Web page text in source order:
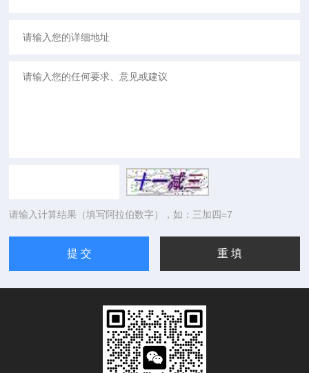
请输入计算结果（填写阿拉伯数字），如：三加四=7